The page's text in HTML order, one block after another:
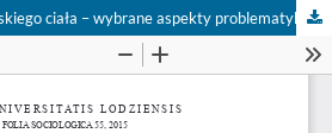
ciała – wybrane aspekty problematyki